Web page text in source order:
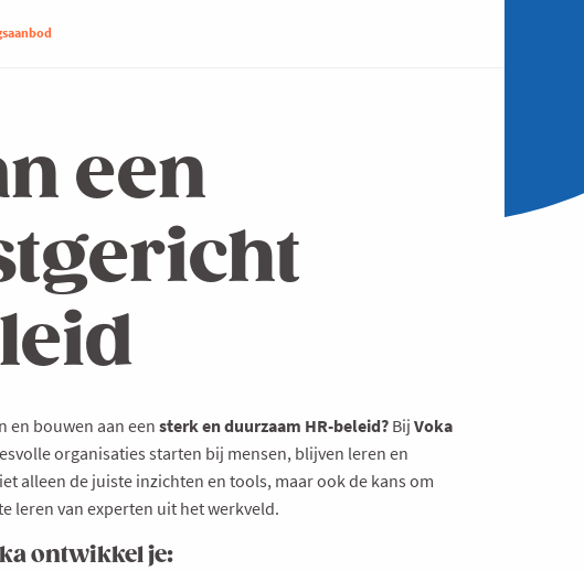
een
en bouwen aan een sterk en duurzaam HR-beleid? Bij Voka
organisaties starten bij mensen, blijven leren en
alleen de juiste inzichten en tools, maar ook de kans om
leren van experten uit het werkveld.
ontwikkel je: